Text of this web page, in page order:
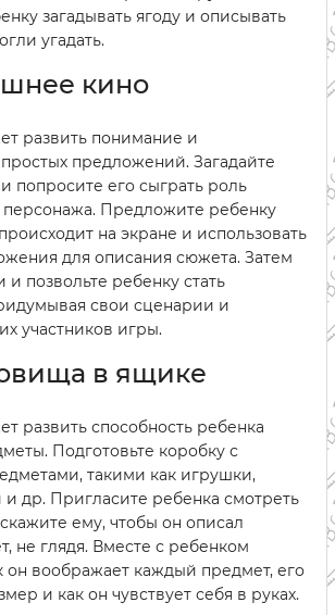
загадывать ягоду и описывать
угадать.
кино
развить понимание и
предложений. Загадайте
попросите его сыграть роль
Предложите ребенку
на экране и использовать
для описания сюжета. Затем
позвольте ребенку стать
свои сценарии и
участников игры.
в ящике
развить способность ребенка
Подготовьте коробку с
такими как игрушки,
др. Пригласите ребенка смотреть
ему, чтобы он описал
не глядя. Вместе с ребенком
он воображает каждый предмет, его
и как он чувствует себя в руках.